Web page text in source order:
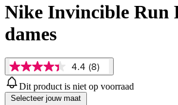
Nike Invincible Run
dames
4.4
van
5
sterren,
4.4 (8)
Dit product is niet op voorraad
Selecteer jouw maat